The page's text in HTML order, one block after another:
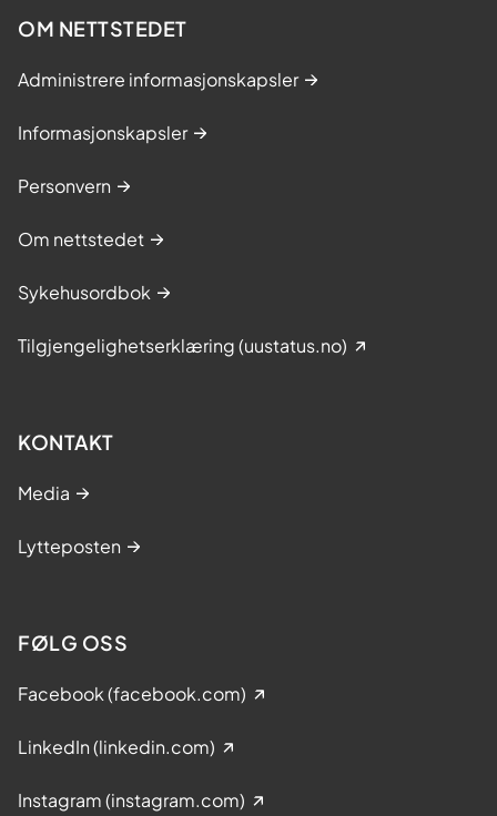
OM NETTSTEDET
Administrere informasjonskapsler
Informasjonskapsler
Personvern
Om nettstedet
Sykehusordbok
Tilgjengelighetserklæring (uustatus.no)
KONTAKT
Media
Lytteposten
FØLG OSS
Facebook (facebook.com)
LinkedIn (linkedin.com)
Instagram (instagram.com)